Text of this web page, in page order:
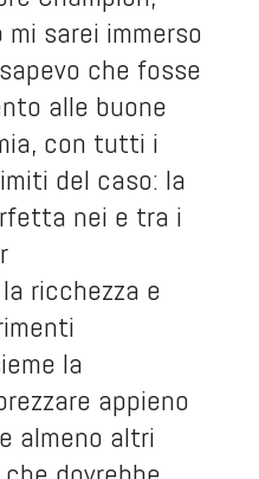
sarei immerso
che fosse
alle buone
con tutti i
del caso: la
nei e tra i
ricchezza e
la
appieno
almeno altri